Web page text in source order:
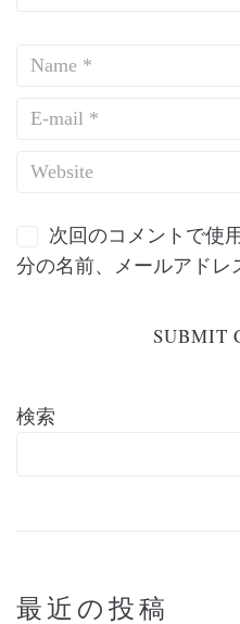
次回のコメントで使
分の名前、メールアドレ
検索
最近の投稿